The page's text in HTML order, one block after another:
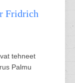
Fridrich
tehneet
Palmu